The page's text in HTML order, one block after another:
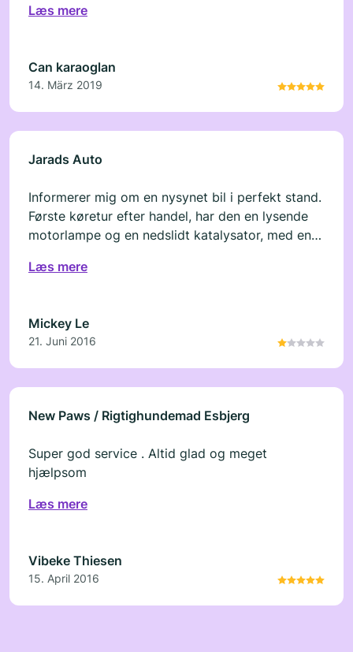
Læs mere
Can karaoglan
14. März 2019
Jarads Auto
Informerer mig om en nysynet bil i perfekt stand.
Første køretur efter handel, har den en lysende
motorlampe og en nedslidt katalysator, med en
salgspris. Selvom han som forhandler har pligt til
opmærksom hvis du vil købe bil hos forhandler.
Læs mere
Mickey Le
21. Juni 2016
New Paws / Rigtighundemad Esbjerg
Super god service . Altid glad og meget
hjælpsom
Læs mere
Vibeke Thiesen
15. April 2016